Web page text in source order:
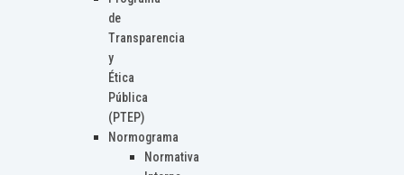
de
Transparencia
y
Ética
Pública
(PTEP)
Normograma
Normativa